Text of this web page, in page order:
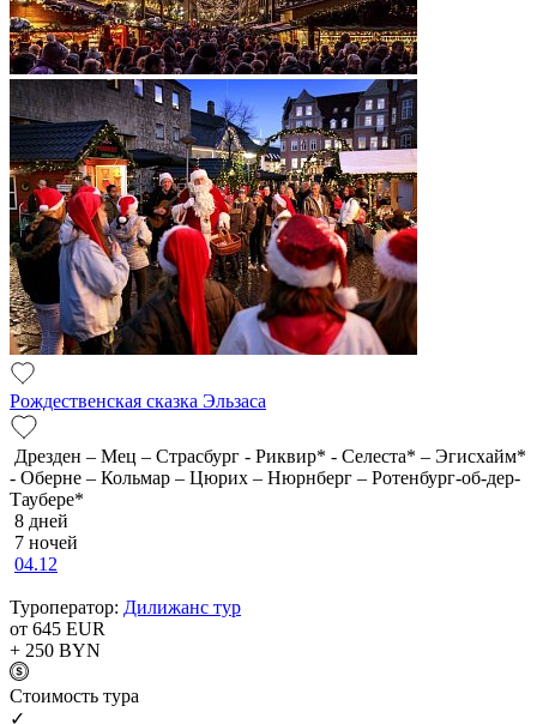
Рождественская сказка Эльзаса
Дрезден – Мец – Страсбург - Риквир* - Селеста* – Эгисхайм*
- Оберне – Кольмар – Цюрих – Нюрнберг – Ротенбург-об-дер-
Таубере*
8 дней
7 ночей
04.12
Туроператор: Дилижанс тур
от 645 EUR
+ 250 BYN
Cтоимость тура
✓